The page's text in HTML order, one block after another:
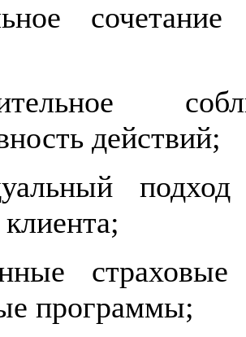
действий;
программы;